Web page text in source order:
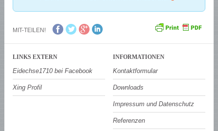
MIT-TEILEN!
LINKS EXTERN
Eidechse1710 bei Facebook
Xing Profil
INFORMATIONEN
Kontaktformular
Downloads
Impressum und Datenschutz
Referenzen